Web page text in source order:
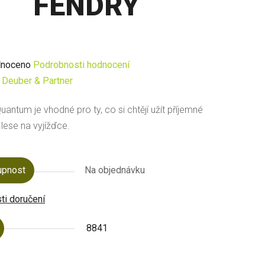
Podrobnosti hodnocení
Deuber & Partner
je vhodné pro ty, co si chtějí užít příjemné
na vyjížďce.
Na objednávku
doručení
8841